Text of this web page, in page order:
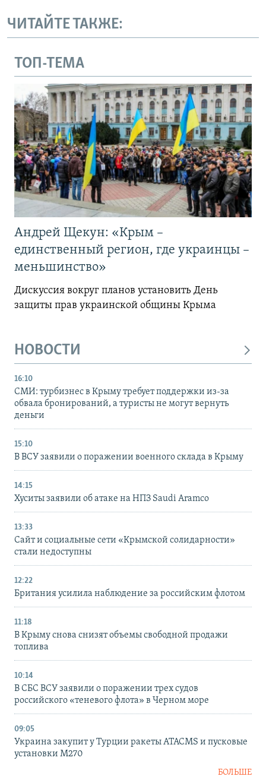
ЧИТАЙТЕ ТАКЖЕ:
ТОП-ТЕМА
Андрей Щекун: «Крым –
единственный регион, где украинцы –
меньшинство»
Дискуссия вокруг планов установить День
защиты прав украинской общины Крыма
НОВОСТИ
16:10
СМИ: турбизнес в Крыму требует поддержки из-за
обвала бронирований, а туристы не могут вернуть
деньги
15:10
В ВСУ заявили о поражении военного склада в Крыму
14:15
Хуситы заявили об атаке на НПЗ Saudi Aramco
13:33
Сайт и социальные сети «Крымской солидарности»
стали недоступны
12:22
Британия усилила наблюдение за российским флотом
11:18
В Крыму снова снизят объемы свободной продажи
топлива
10:14
В СБС ВСУ заявили о поражении трех судов
российского «теневого флота» в Черном море
09:05
Украина закупит у Турции ракеты ATACMS и пусковые
установки M270
БОЛЬШЕ